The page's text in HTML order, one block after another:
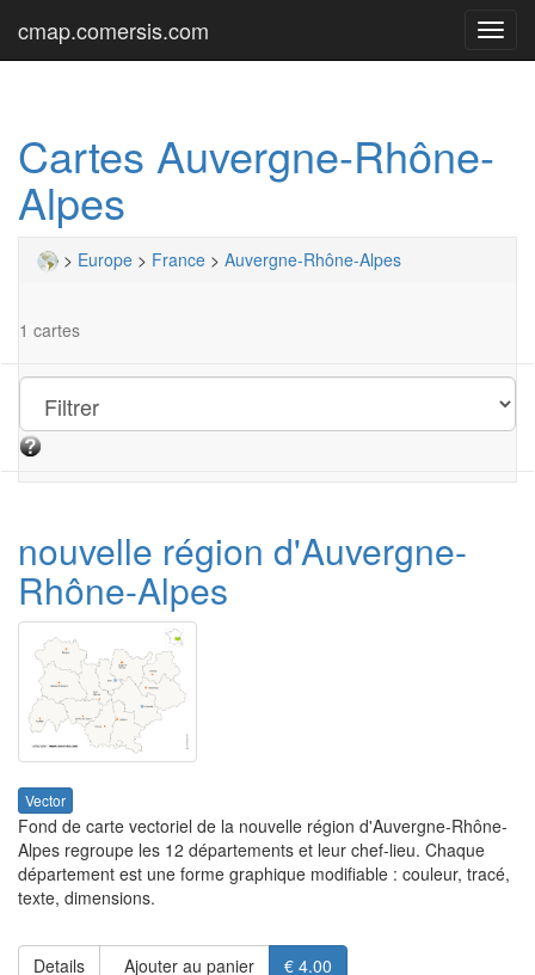
cmap.comersis.com
Cartes Auvergne-Rhône-
Alpes
> Europe > France > Auvergne-Rhône-Alpes
1 cartes
nouvelle région d'Auvergne-
Rhône-Alpes
Vector
Fond de carte vectoriel de la nouvelle région d'Auvergne-Rhône-
Alpes regroupe les 12 départements et leur chef-lieu. Chaque
département est une forme graphique modifiable : couleur, tracé,
texte, dimensions.
Details Ajouter au panier € 4.00